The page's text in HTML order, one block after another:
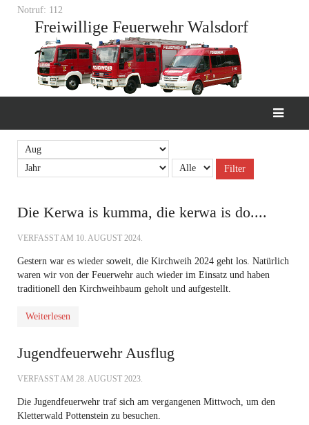
Notruf: 112
Freiwillige Feuerwehr Walsdorf
Filter
Die Kerwa is kumma, die kerwa is do....
VERFASST AM 10. AUGUST 2024.
Gestern war es wieder soweit, die Kirchweih 2024 geht los. Natürlich
waren wir von der Feuerwehr auch wieder im Einsatz und haben
traditionell den Kirchweihbaum geholt und aufgestellt.
Weiterlesen
Jugendfeuerwehr Ausflug
VERFASST AM 28. AUGUST 2023.
Die Jugendfeuerwehr traf sich am vergangenen Mittwoch, um den
Kletterwald Pottenstein zu besuchen.